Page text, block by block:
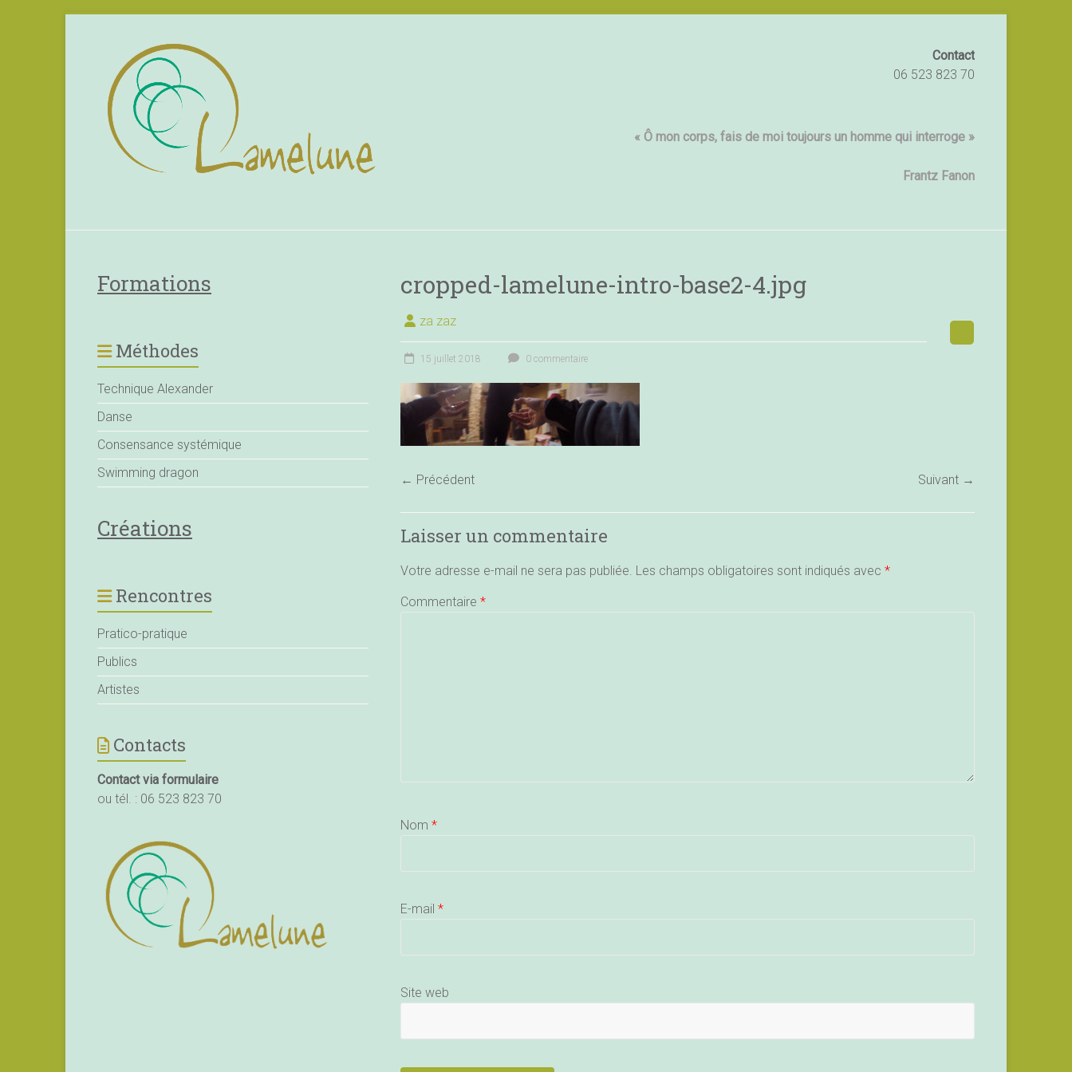
Contact
06 523 823 70
« Ô mon corps, fais de moi toujours un homme qui interroge »
Frantz Fanon
cropped-lamelune-intro-base2-4.jpg
za zaz
15 juillet 2018 0 commentaire
← Précédent Suivant →
Laisser un commentaire
Votre adresse e-mail ne sera pas publiée. Les champs obligatoires sont indiqués avec *
Commentaire *
Nom *
E-mail *
Site web
Formations
Méthodes
Technique Alexander
Danse
Consensance systémique
Swimming dragon
Créations
Rencontres
Pratico-pratique
Publics
Artistes
Contacts
Contact via formulaire
ou tél. : 06 523 823 70